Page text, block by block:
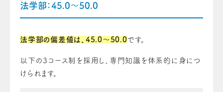
法学部：45.0～50.0
法学部の偏差値は、45.0～50.0です。
以下の3コース制を採用し、専門知識を体系的に身につ
けられます。